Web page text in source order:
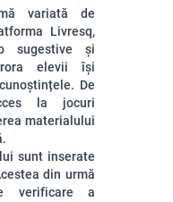
variată de
Livresq,
sugestive și
elevii își
De
la jocuri
materialului
sunt inserate
din urmă
verificare a